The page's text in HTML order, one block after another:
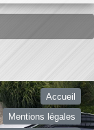
Accueil
Mentions légales